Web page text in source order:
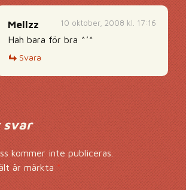
10 oktober, 2008 kl. 17:16
Mellzz
Hah bara för bra ^’^
Svara
svar
kommer inte publiceras.
är märkta*